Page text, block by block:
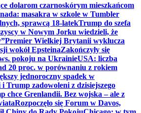
dolarom czarnoskórym mieszkańcom
masakra w szkole w Tumbler
sprawcą 18-latekTrump do szefa
w Nowym Jorku wiedzieli, że
Premier Wielkiej Brytanii wyklucza
wokół EpsteinaZakończyły się
pokoju na UkrainieUSA: liczba
20 proc. w porównaniu z rokiem
jednoroczny spadek w
i Trump zadowoleni z dzisiejszego
chce Grenlandii. Bez wojska – ale z
Rozpoczęło się Forum w Davos,